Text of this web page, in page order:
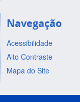
Navegação
Acessibilidade
Alto Contraste
Mapa do Site